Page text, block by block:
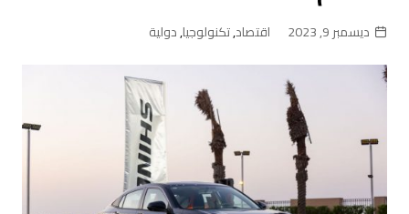
ديسمبر 9, 2023 اقتصاد,تكنولوجيا,دولية